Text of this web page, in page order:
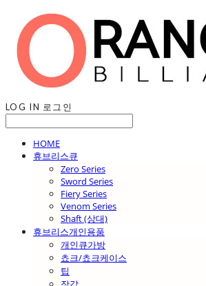
LOG IN 로그인
HOME
휴브리스큐
Zero Series
Sword Series
Fiery Series
Venom Series
Shaft (상대)
휴브리스개인용품
개인큐가방
쵸크/쵸크케이스
팁